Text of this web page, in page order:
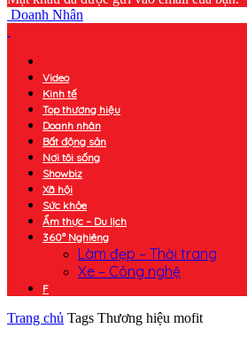
Doanh Nhân
Video
Kinh tế
Top thương hiệu
Doanh nhân
Bất động sản
Nơi tôi sống
Showbiz
Xã hội
Sức khỏe
Ẩm thực – Du lịch
360° Nghiêng
Làm đẹp – Thời trang
Xe – Công nghệ
F
Trang chủ Tags Thương hiệu mofit